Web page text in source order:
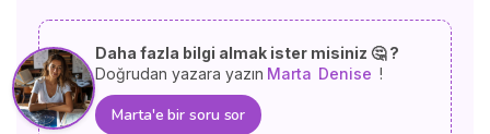
Daha fazla bilgi almak ister misiniz 🤔 ?
Doğrudan yazara yazın Marta Denise !
Marta'e bir soru sor